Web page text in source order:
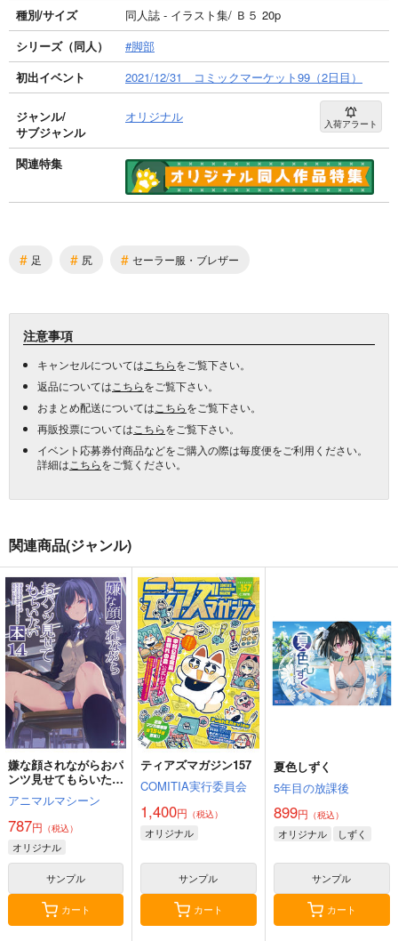
種別/サイズ
同人誌 - イラスト集/ Ｂ５ 20p
シリーズ（同人）
#脚部
初出イベント
2021/12/31 コミックマーケット99（2日目）
ジャンル/
サブジャンル
オリジナル 入荷アラート
関連特集
# 足 # 尻 # セーラー服・ブレザー
注意事項
キャンセルについては こちらをご覧下さい。
返品については こちらをご覧下さい。
おまとめ配送については こちらをご覧下さい。
再販投票については こちらをご覧下さい。
イベント応募券付商品などをご購入の際は毎度便をご利用ください。
詳細は こちらをご覧ください。
関連商品(ジャンル)
嫌な顔されながらおパ
ンツ見せてもらいたい
本14
アニマルマシーン
787円 （税込）
オリジナル
サンプル
カート
ティアズマガジン157
COMITIA実行委員会
1,400円 （税込）
オリジナル
サンプル
カート
夏色しずく
5年目の放課後
899円 （税込）
オリジナル しずく
サンプル
カート